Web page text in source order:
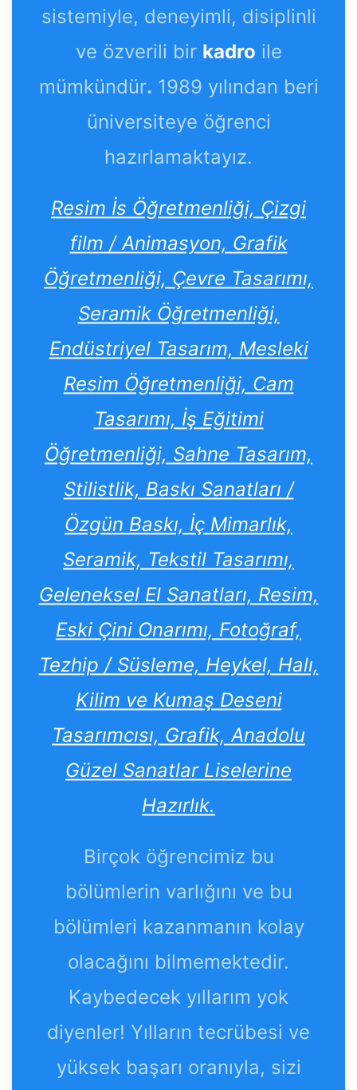
sistemiyle, deneyimli, disiplinli
ve özverili bir kadro ile
mümkündür. 1989 yılından beri
üniversiteye öğrenci
hazırlamaktayız.
Resim İs Öğretmenliği, Çizgi
film / Animasyon, Grafik
Öğretmenliği, Çevre Tasarımı,
Seramik Öğretmenliği,
Endüstriyel Tasarım, Mesleki
Resim Öğretmenliği, Cam
Tasarımı, İş Eğitimi
Öğretmenliği, Sahne Tasarım,
Stilistlik, Baskı Sanatları /
Özgün Baskı, İç Mimarlık,
Seramik, Tekstil Tasarımı,
Geleneksel El Sanatları, Resim,
Eski Çini Onarımı, Fotoğraf,
Tezhip / Süsleme, Heykel, Halı,
Kilim ve Kumaş Deseni
Tasarımcısı, Grafik, Anadolu
Güzel Sanatlar Liselerine
Hazırlık.
Birçok öğrencimiz bu
bölümlerin varlığını ve bu
bölümleri kazanmanın kolay
olacağını bilmemektedir.
Kaybedecek yıllarım yok
diyenler! Yılların tecrübesi ve
yüksek başarı oranıyla, sizi